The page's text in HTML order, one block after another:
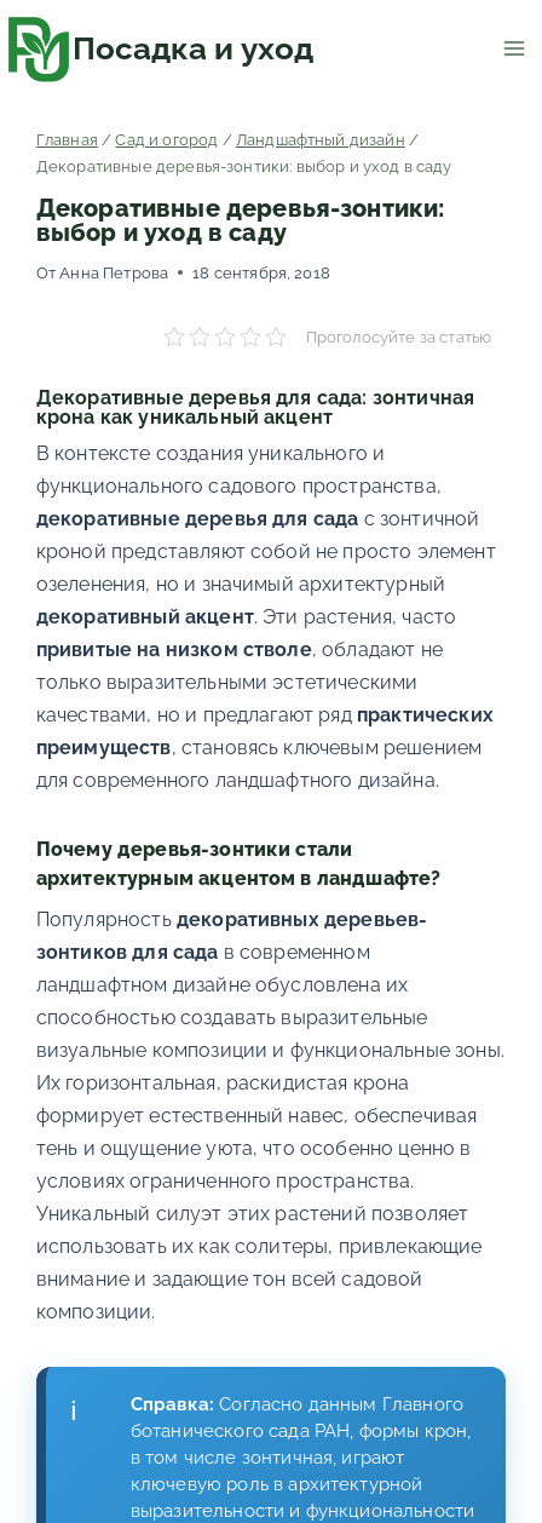
содержимомуПосадка и уход
Главная / Сад и огород / Ландшафтный дизайн /
Декоративные деревья-зонтики: выбор и уход в саду
Декоративные деревья-зонтики:
выбор и уход в саду
От Анна Петрова 18 сентября, 2018
Проголосуйте за статью
Декоративные деревья для сада: зонтичная
крона как уникальный акцент
В контексте создания уникального и
функционального садового пространства,
декоративные деревья для сада с зонтичной
кроной представляют собой не просто элемент
озеленения, но и значимый архитектурный
декоративный акцент. Эти растения, часто
привитые на низком стволе, обладают не
только выразительными эстетическими
качествами, но и предлагают ряд практических
преимуществ, становясь ключевым решением
для современного ландшафтного дизайна.
Почему деревья-зонтики стали
архитектурным акцентом в ландшафте?
Популярность декоративных деревьев-
зонтиков для сада в современном
ландшафтном дизайне обусловлена их
способностью создавать выразительные
визуальные композиции и функциональные зоны.
Их горизонтальная, раскидистая крона
формирует естественный навес, обеспечивая
тень и ощущение уюта, что особенно ценно в
условиях ограниченного пространства.
Уникальный силуэт этих растений позволяет
использовать их как солитеры, привлекающие
внимание и задающие тон всей садовой
композиции.
Справка: Согласно данным Главного
ботанического сада РАН, формы крон,
в том числе зонтичная, играют
ключевую роль в архитектурной
выразительности и функциональности